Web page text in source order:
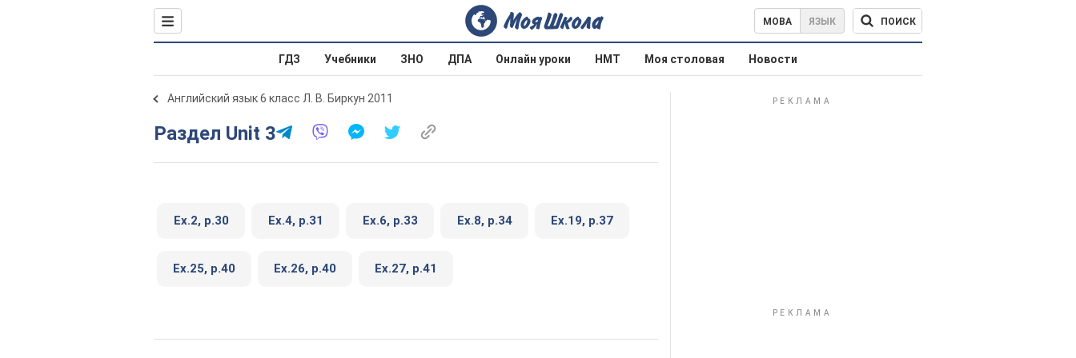
МОВА ЯЗЫК ПОИСК
ГДЗ Учебники ЗНО ДПА Онлайн уроки НМТ Моя столовая Новости
Английский язык 6 класс Л. В. Биркун 2011
Раздел Unit 3
Ex.2, р.30 Ex.4, р.31 Ex.6, р.33 Ex.8, р.34 Ex.19, р.37
Ex.25, р.40 Ex.26, р.40 Ex.27, р.41